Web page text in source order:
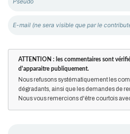
ATTENTION : les commentaires sont
d'apparaitre publiquement.
Nous refusons systématiquement les
dégradants, ainsi que les demandes de
Nous vous remercions d'être courtois